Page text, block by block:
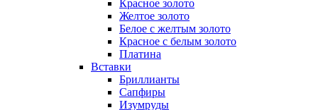
Красное золото
Желтое золото
Белое с желтым золото
Красное с белым золото
Платина
Вставки
Бриллианты
Сапфиры
Изумруды